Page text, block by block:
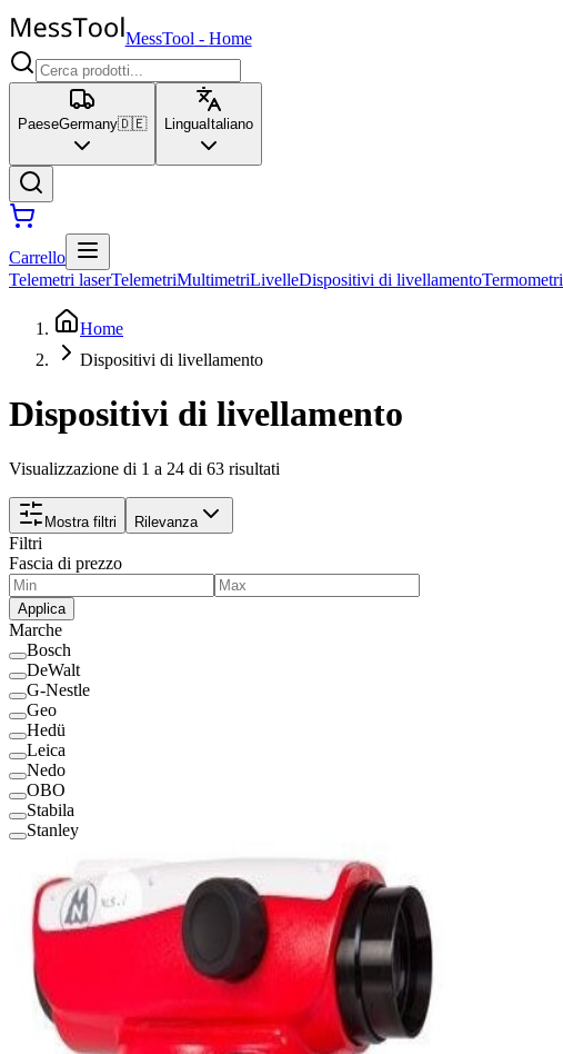
MessTool - Home
PaeseGermany🇩🇪 LinguaItaliano
Carrello
Telemetri laserTelemetriMultimetriLivelleDispositivi di livellamentoTermometri
Home
Dispositivi di livellamento
Dispositivi di livellamento
Visualizzazione di 1 a 24 di 63 risultati
Mostra filtri Rilevanza
Filtri
Fascia di prezzo
Applica
Marche
Bosch
DeWalt
G-Nestle
Geo
Hedü
Leica
Nedo
OBO
Stabila
Stanley